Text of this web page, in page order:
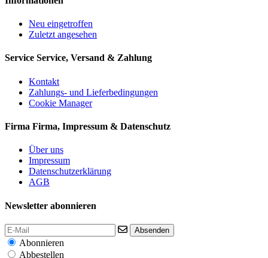
Neu eingetroffen
Zuletzt angesehen
Service Service, Versand & Zahlung
Kontakt
Zahlungs- und Lieferbedingungen
Cookie Manager
Firma Firma, Impressum & Datenschutz
Über uns
Impressum
Datenschutzerklärung
AGB
Newsletter abonnieren
Absenden
Abonnieren
Abbestellen